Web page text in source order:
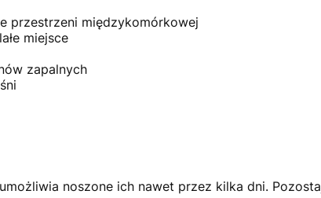
przestrzeni międzykomórkowej
miejsce
zapalnych
noszone ich nawet przez kilka dni.